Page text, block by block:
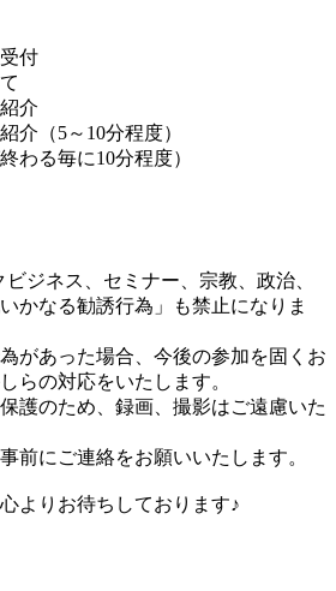
付
介
介（5～10分程度）
わる毎に10分程度）
ジネス、セミナー、宗教、政治、
かなる勧誘行為」も禁止になりま
があった場合、今後の参加を固くお
らの対応をいたします。
護のため、録画、撮影はご遠慮いた
前にご連絡をお願いいたします。
よりお待ちしております♪